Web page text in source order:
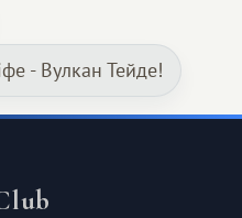
- Вулкан Тейде!